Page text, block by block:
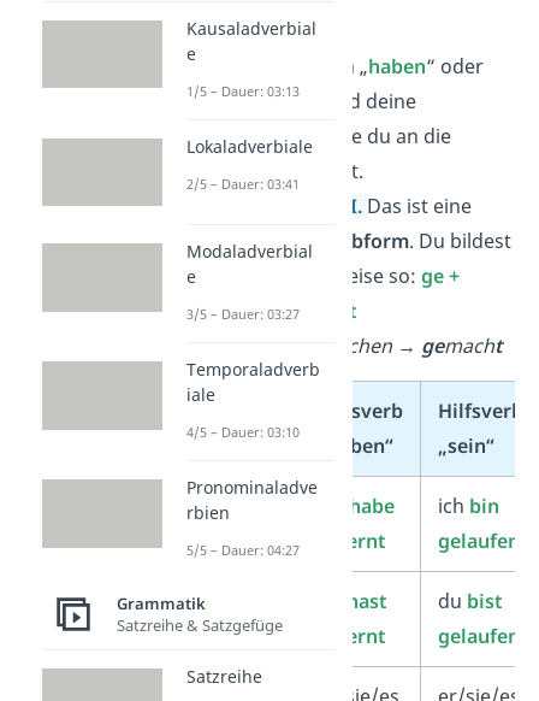
Teilen:
Einer Form von „haben“ oder
„sein“. Das sind deine
Hilfsverben
die du an die
anpasst.
Partizip II. Das ist eine
besondere
Verbform. Du bildest
sie normalerweise so: ge +
Wortstamm + t
machen→ gemacht
Hilfsverb
„haben“
Hilfsverb
„sein“
ich
habe
gelernt
ich bin
gelaufen
du
hast
gelernt
du bist
gelaufen
Kausaladverbial
e
1/5 – Dauer: 03:13
Lokaladverbiale
2/5 – Dauer: 03:41
Modaladverbial
e
3/5 – Dauer: 03:27
Temporaladverb
iale
4/5 – Dauer: 03:10
Pronominaladve
rbien
5/5 – Dauer: 04:27
Grammatik
Satzreihe & Satzgefüge
Satzreihe